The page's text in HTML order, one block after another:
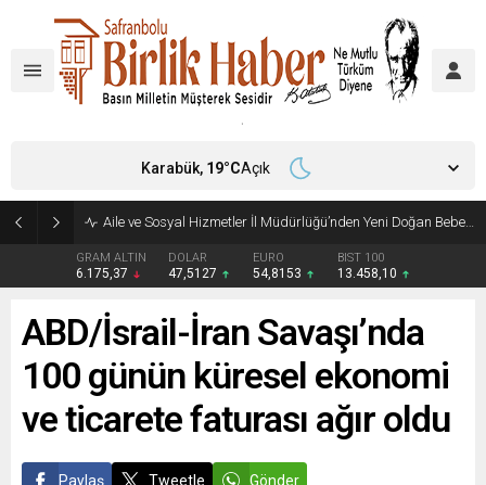
Aile ve Sosyal Hizmetler İl Müdürlüğü’nden Yeni Doğan Bebekler İçin Destek Çantası
GRAM ALTIN
6.175,37
DOLAR
47,5127
EURO
54,8153
BIST 100
13.458,10
Karabük, 19°CAçık
ABD/İsrail-İran Savaşı’nda
100 günün küresel ekonomi
ve ticarete faturası ağır oldu
Paylaş Tweetle Gönder